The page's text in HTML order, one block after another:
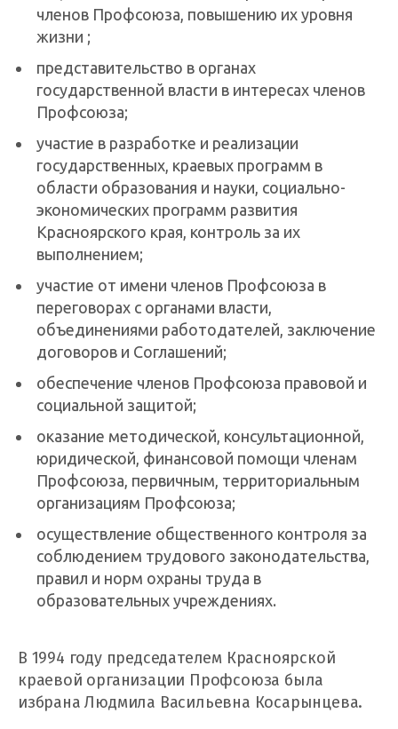
членов Профсоюза, повышению их уровня
жизни ;
представительство в органах
государственной власти в интересах членов
Профсоюза;
участие в разработке и реализации
государственных, краевых программ в
области образования и науки, социально-
экономических программ развития
Красноярского края, контроль за их
выполнением;
участие от имени членов Профсоюза в
переговорах с органами власти,
объединениями работодателей, заключение
договоров и Соглашений;
обеспечение членов Профсоюза правовой и
социальной защитой;
оказание методической, консультационной,
юридической, финансовой помощи членам
Профсоюза, первичным, территориальным
организациям Профсоюза;
осуществление общественного контроля за
соблюдением трудового законодательства,
правил и норм охраны труда в
образовательных учреждениях.
В 1994 году председателем Красноярской
краевой организации Профсоюза была
избрана Людмила Васильевна Косарынцева.